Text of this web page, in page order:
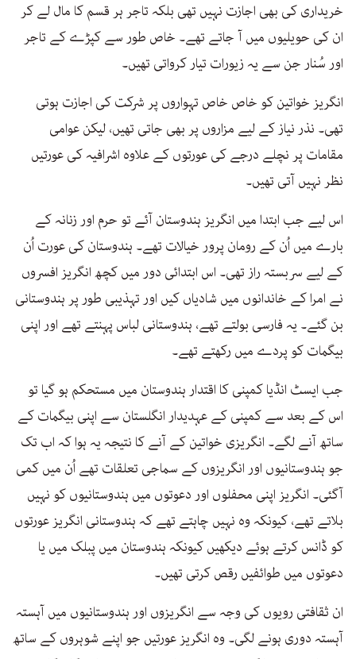
خریداری کی بھی اجازت نہیں تھی بلکہ تاجر ہر قسم کا مال لے کر
ان کی حویلیوں میں آ جاتے تھے۔ خاص طور سے کپڑے کے تاجر
اور سُنار جن سے یہ زیورات تیار کرواتی تھیں۔
انگریز خواتین کو خاص خاص تہواروں پر شرکت کی اجازت ہوتی
تھی۔ نذر نیاز کے لیے مزاروں پر بھی جاتی تھیں، لیکن عوامی
مقامات پر نچلے درجے کی عورتوں کے علاوہ اشرافیہ کی عورتیں
نظر نہیں آتی تھیں۔
اس لیے جب ابتدا میں انگریز ہندوستان آئے تو حرم اور زنانہ کے
بارے میں اُن کے رومان پرور خیالات تھے۔ ہندوستان کی عورت اُن
کے لیے سربستہ راز تھی۔ اس ابتدائی دور میں کچھ انگریز افسروں
نے امرا کے خاندانوں میں شادیاں کیں اور تہذیبی طور پر ہندوستانی
بن گئے۔ یہ فارسی بولتے تھے، ہندوستانی لباس پہنتے تھے اور اپنی
بیگمات کو پردے میں رکھتے تھے۔
جب ایسٹ انڈیا کمپنی کا اقتدار ہندوستان میں مستحکم ہو گیا تو
اس کے بعد سے کمپنی کے عہدیدار انگلستان سے اپنی بیگمات کے
ساتھ آنے لگے۔ انگریزی خواتین کے آنے کا نتیجہ یہ ہوا کہ اب تک
جو ہندوستانیوں اور انگریزوں کے سماجی تعلقات تھے اُن میں کمی
آگئی۔ انگریز اپنی محفلوں اور دعوتوں میں ہندوستانیوں کو نہیں
بلاتے تھے، کیونکہ وہ نہیں چاہتے تھے کہ ہندوستانی انگریز عورتوں
کو ڈانس کرتے ہوئے دیکھیں کیونکہ ہندوستان میں پبلک میں یا
دعوتوں میں طوائفیں رقص کرتی تھیں۔
ان ثقافتی رویوں کی وجہ سے انگریزوں اور ہندوستانیوں میں آہستہ
آہستہ دوری ہونے لگی۔ وہ انگریز عورتیں جو اپنے شوہروں کے ساتھ